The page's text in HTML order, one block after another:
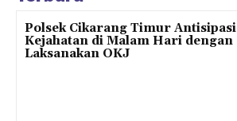
Polsek Cikarang Timur Antisipasi
Kejahatan di Malam Hari dengan
Laksanakan OKJ